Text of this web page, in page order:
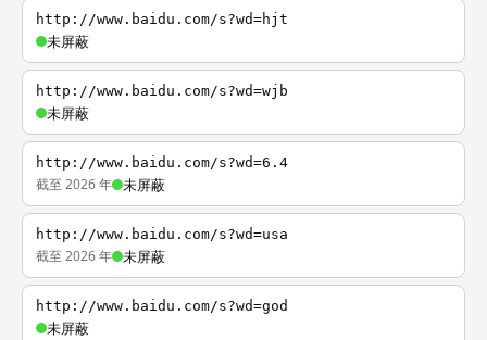
http://www.baidu.com/s?wd=hjt
未屏蔽
http://www.baidu.com/s?wd=wjb
未屏蔽
http://www.baidu.com/s?wd=6.4
截至 2026 年 未屏蔽
http://www.baidu.com/s?wd=usa
截至 2026 年 未屏蔽
http://www.baidu.com/s?wd=god
未屏蔽